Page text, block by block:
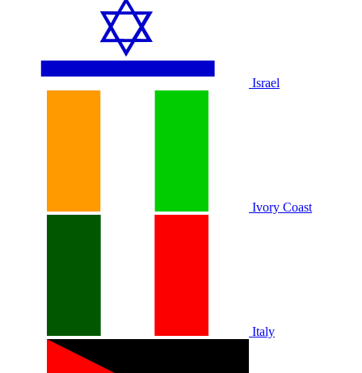
Israel
Ivory Coast
Italy